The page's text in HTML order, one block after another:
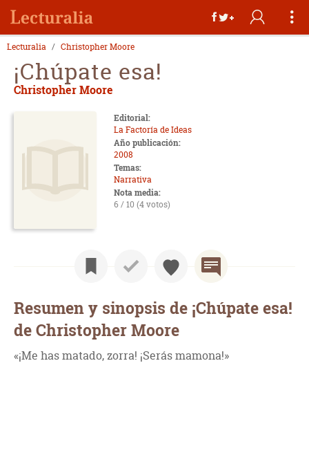
Lecturalia Christopher Moore
¡Chúpate esa!
Christopher Moore
Editorial:
La Factoría de Ideas
Año publicación:
2008
Temas:
Narrativa
Nota media:
6 / 10 (4 votos)
Resumen y sinopsis de ¡Chúpate esa!
de Christopher Moore
«¡Me has matado, zorra! ¡Serás mamona!»